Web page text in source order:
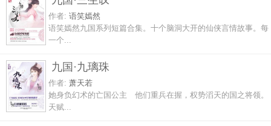
作者: 语笑嫣然
语笑嫣然九国系列短篇合集。十个脑洞大开的仙侠言情故事。每
一个...
九国·九璃珠
作者: 萧天若
她身负幻术的亡国公主 他们重兵在握，权势滔天的国之将领。
天赋...